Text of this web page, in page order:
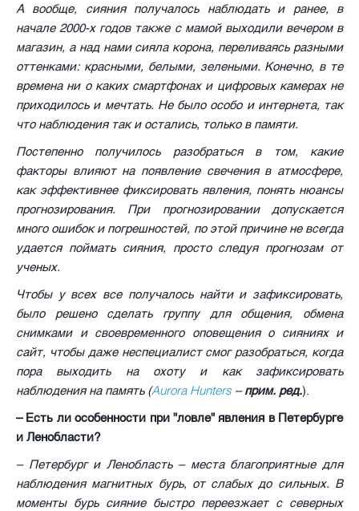
А вообще, сияния получалось наблюдать и ранее, в
начале 2000-х годов также с мамой выходили вечером в
магазин, а над нами сияла корона, переливаясь разными
оттенками: красными, белыми, зелеными. Конечно, в те
времена ни о каких смартфонах и цифровых камерах не
приходилось и мечтать. Не было особо и интернета, так
что наблюдения так и остались, только в памяти.
Постепенно получилось разобраться в том, какие
факторы влияют на появление свечения в атмосфере,
как эффективнее фиксировать явления, понять нюансы
прогнозирования. При прогнозировании допускается
много ошибок и погрешностей, по этой причине не всегда
удается поймать сияния, просто следуя прогнозам от
ученых.
Чтобы у всех все получалось найти и зафиксировать,
было решено сделать группу для общения, обмена
снимками и своевременного оповещения о сияниях и
сайт, чтобы даже неспециалист смог разобраться, когда
пора выходить на охоту и как зафиксировать
наблюдения на память (Aurora Hunters –прим. ред.).
– Есть ли особенности при "ловле" явления в Петербурге
и Ленобласти?
– Петербург и Ленобласть – места благоприятные для
наблюдения магнитных бурь, от слабых до сильных. В
моменты бурь сияние быстро переезжает с северных